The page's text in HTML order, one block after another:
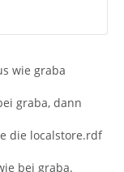
wie graba
graba, dann
die localstore.rdf
bei graba.